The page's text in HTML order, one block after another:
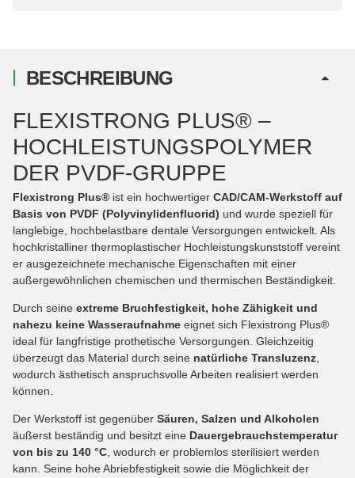
BESCHREIBUNG
FLEXISTRONG PLUS® –
HOCHLEISTUNGSPOLYMER
DER PVDF-GRUPPE
Flexistrong Plus® ist ein hochwertiger CAD/CAM-Werkstoff auf
Basis von PVDF (Polyvinylidenfluorid) und wurde speziell für
langlebige, hochbelastbare dentale Versorgungen entwickelt. Als
hochkristalliner thermoplastischer Hochleistungskunststoff vereint
er ausgezeichnete mechanische Eigenschaften mit einer
außergewöhnlichen chemischen und thermischen Beständigkeit.
Durch seine extreme Bruchfestigkeit, hohe Zähigkeit und
nahezu keine Wasseraufnahme eignet sich Flexistrong Plus®
ideal für langfristige prothetische Versorgungen. Gleichzeitig
überzeugt das Material durch seine natürliche Transluzenz,
wodurch ästhetisch anspruchsvolle Arbeiten realisiert werden
können.
Der Werkstoff ist gegenüber Säuren, Salzen und Alkoholen
äußerst beständig und besitzt eine Dauergebrauchstemperatur
von bis zu 140 °C, wodurch er problemlos sterilisiert werden
kann. Seine hohe Abriebfestigkeit sowie die Möglichkeit der